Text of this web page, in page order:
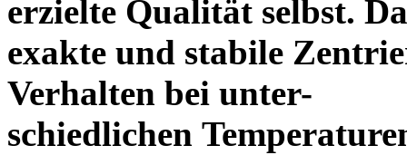
erzielte Qualität selbst.
exakte und stabile
Verhalten bei unter-
schiedlichen